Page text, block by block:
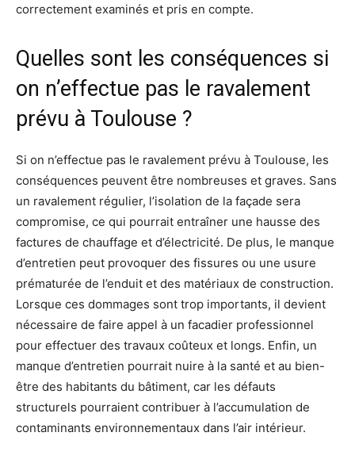
correctement examinés et pris en compte.
Quelles sont les conséquences si
on n’effectue pas le ravalement
prévu à Toulouse ?
Si on n’effectue pas le ravalement prévu à Toulouse, les
conséquences peuvent être nombreuses et graves. Sans
un ravalement régulier, l’isolation de la façade sera
compromise, ce qui pourrait entraîner une hausse des
factures de chauffage et d’électricité. De plus, le manque
d’entretien peut provoquer des fissures ou une usure
prématurée de l’enduit et des matériaux de construction.
Lorsque ces dommages sont trop importants, il devient
nécessaire de faire appel à un facadier professionnel
pour effectuer des travaux coûteux et longs. Enfin, un
manque d’entretien pourrait nuire à la santé et au bien-
être des habitants du bâtiment, car les défauts
structurels pourraient contribuer à l’accumulation de
contaminants environnementaux dans l’air intérieur.